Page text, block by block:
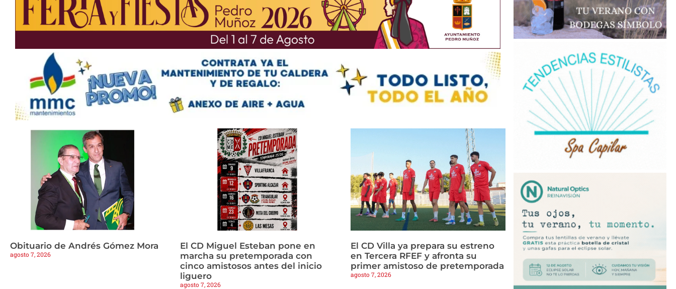
Obituario de Andrés Gómez Mora
agosto 7, 2026
El CD Miguel Esteban pone en
marcha su pretemporada con
cinco amistosos antes del inicio
liguero
agosto 7, 2026
El CD Villa ya prepara su estreno
en Tercera RFEF y afronta su
primer amistoso de pretemporada
agosto 7, 2026